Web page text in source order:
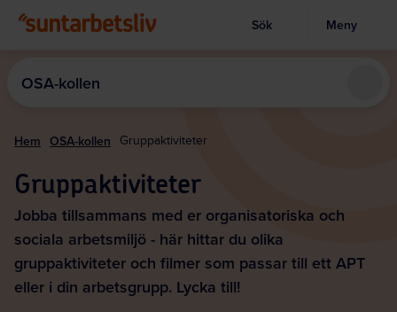
Visa sökruta
Sök Meny
OSA-kollen
Hem OSA-kollen Gruppaktiviteter
Gruppaktiviteter
Jobba tillsammans med er organisatoriska och
sociala arbetsmiljö - här hittar du olika
gruppaktiviteter och filmer som passar till ett APT
eller i din arbetsgrupp. Lycka till!